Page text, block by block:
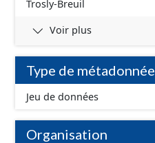
Trosly-Breuil
Voir plus
Type de métadonnée
Jeu de données
Organisation